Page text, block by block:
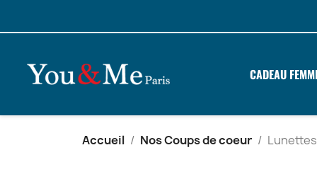
CADEAU
Accueil Nos Coups de coeur